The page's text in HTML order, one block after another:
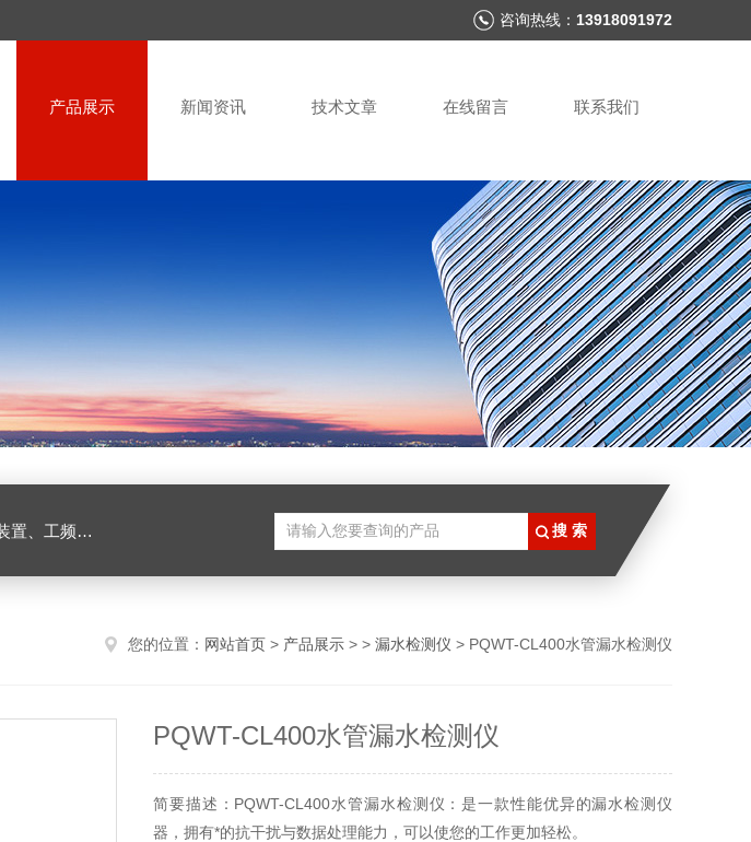
咨询热线： 13918091972
产品展示 新闻资讯 技术文章 在线留言 联系我们
耐压试验装置、耐压试验台
您的位置： 网站首页 > 产品展示 > > 漏水检测仪 > PQWT-CL400水管漏水检测仪
PQWT-CL400水管漏水检测仪
简要描述：PQWT-CL400水管漏水检测仪：是一款性能优异的漏水检测仪
器，拥有*的抗干扰与数据处理能力，可以使您的工作更加轻松。